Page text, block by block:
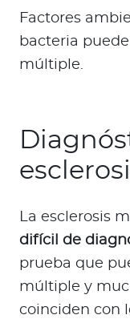
Factores
bacteria
múltiple.
La esclerosis
difícil de
prueba que
múltiple y
coinciden con